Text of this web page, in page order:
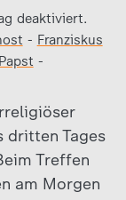
deaktiviert.
- Franziskus
Papst -
dritten Tages
Treffen
am Morgen